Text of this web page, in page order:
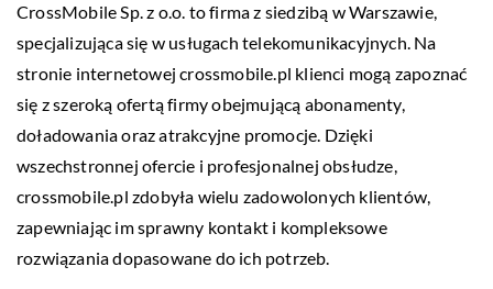
CrossMobile Sp. z o.o. to firma z siedzibą w Warszawie,
specjalizująca się w usługach telekomunikacyjnych. Na
stronie internetowej crossmobile.pl klienci mogą zapoznać
się z szeroką ofertą firmy obejmującą abonamenty,
doładowania oraz atrakcyjne promocje. Dzięki
wszechstronnej ofercie i profesjonalnej obsłudze,
crossmobile.pl zdobyła wielu zadowolonych klientów,
zapewniając im sprawny kontakt i kompleksowe
rozwiązania dopasowane do ich potrzeb.